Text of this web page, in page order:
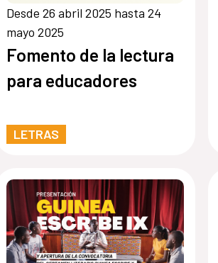
Desde 26 abril 2025 hasta 24
mayo 2025
Fomento de la lectura
para educadores
LETRAS